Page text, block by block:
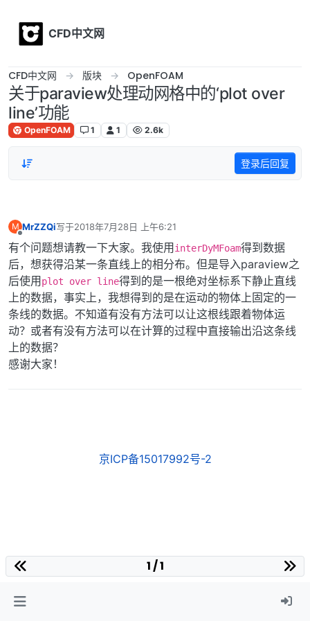
CFD中文网
CFD中文网 版块 OpenFOAM
关于paraview处理动网格中的‘plot over
line’功能
OpenFOAM 1 1 2.6k
登录后回复
M
离线
MrZZQi写于2018年7月28日 上午6:21
最后由 编辑
有个问题想请教一下大家。我使用 interDyMFoam得到数据
后，想获得沿某一条直线上的相分布。但是导入paraview之
后使用 plot over line得到的是一根绝对坐标系下静止直线
上的数据，事实上，我想得到的是在运动的物体上固定的一
条线的数据。不知道有没有方法可以让这根线跟着物体运
动？或者有没有方法可以在计算的过程中直接输出沿这条线
上的数据？
感谢大家！
京ICP备15017992号-2
1 / 1